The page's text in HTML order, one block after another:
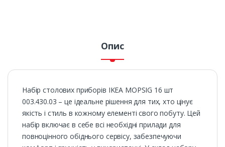
Опис
Набір столових приборів IKEA MOPSIG 16 шт
003.430.03 – це ідеальне рішення для тих, хто цінує
якість і стиль в кожному елементі свого побуту. Цей
набір включає в себе всі необхідні прилади для
повноцінного обіднього сервісу, забезпечуючи